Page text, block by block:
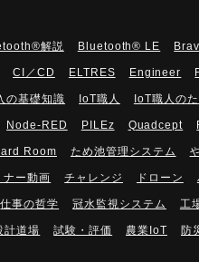
解説 Bluetooth®︎ LE
CI／CD ELTRES Engineer
の基礎知識 IoT職人 IoT職人の
Node-RED PILEz Quadcept
Room ため池管理システム
ナー動画 チャレンジ ドローン
仕事の哲学 冠水監視システム 工
計道場 試験・評価 農業IoT 防